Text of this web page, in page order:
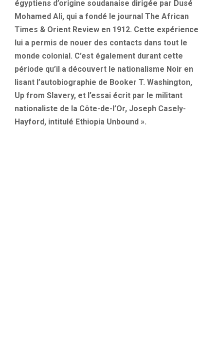
égyptiens d’origine soudanaise dirigée par Dusé
Mohamed Ali, qui a fondé le journal The African
Times & Orient Review en 1912. Cette expérience
lui a permis de nouer des contacts dans tout le
monde colonial. C’est également durant cette
période qu’il a découvert le nationalisme Noir en
lisant l’autobiographie de Booker T. Washington,
Up from Slavery, et l’essai écrit par le militant
nationaliste de la Côte-de-l’Or, Joseph Casely-
Hayford, intitulé Ethiopia Unbound ».